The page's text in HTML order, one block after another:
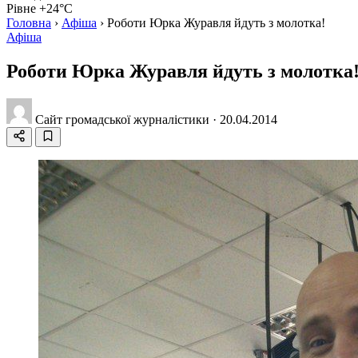
Рівне +24°C
Головна › Афіша › Роботи Юрка Журавля йдуть з молотка!
Афіша
Роботи Юрка Журавля йдуть з
Сайт громадської журналістики · 20.04.2014